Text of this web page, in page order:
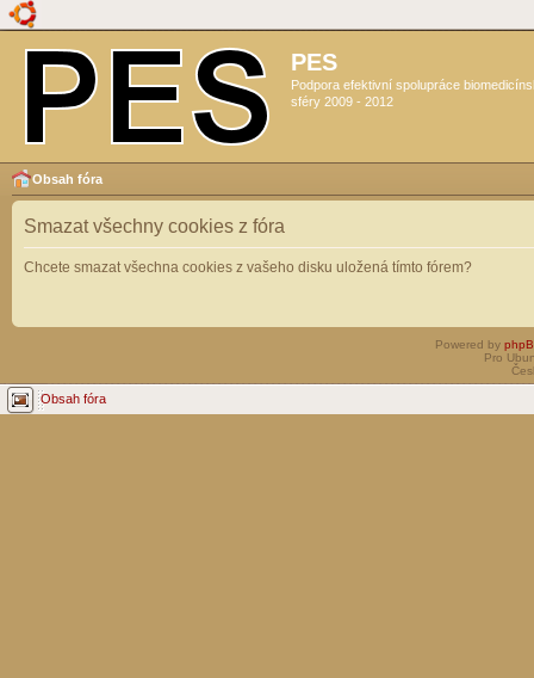
PES
Podpora efektivní spolupráce
sféry 2009 - 2012
Obsah fóra
Smazat všechny cookies z fóra
Chcete smazat všechna cookies z vašeho disku uložená tímto fórem?
Powered by
Pro
Obsah fóra